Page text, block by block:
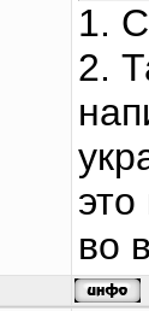
1.
2.
во